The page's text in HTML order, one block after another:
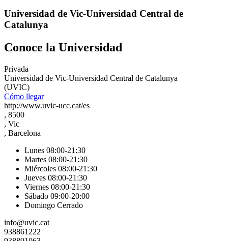
Universidad de Vic-Universidad Central de
Catalunya
Conoce la Universidad
Privada
Universidad de Vic-Universidad Central de Catalunya
(UVIC)
Cómo llegar
http://www.uvic-ucc.cat/es
, 8500
, Vic
, Barcelona
Lunes 08:00-21:30
Martes 08:00-21:30
Miércoles 08:00-21:30
Jueves 08:00-21:30
Viernes 08:00-21:30
Sábado 09:00-20:00
Domingo Cerrado
info@uvic.cat
938861222